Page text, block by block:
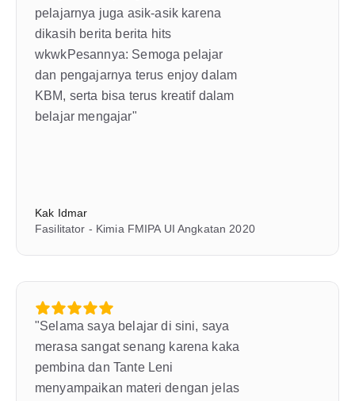
pelajarnya juga asik-asik karena
dikasih berita berita hits
wkwkPesannya: Semoga pelajar
dan pengajarnya terus enjoy dalam
KBM, serta bisa terus kreatif dalam
belajar mengajar"
Kak Idmar
Fasilitator - Kimia FMIPA UI Angkatan 2020
"Selama saya belajar di sini, saya
merasa sangat senang karena kaka
pembina dan Tante Leni
menyampaikan materi dengan jelas